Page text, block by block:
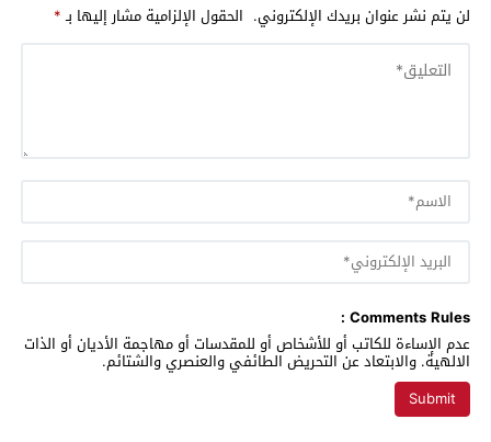
لن يتم نشر عنوان بريدك الإلكتروني. الحقول الإلزامية مشار إليها بـ*
Comments Rules :
عدم الإساءة للكاتب أو للأشخاص أو للمقدسات أو مهاجمة الأديان أو الذات
الالهية. والابتعاد عن التحريض الطائفي والعنصري والشتائم.